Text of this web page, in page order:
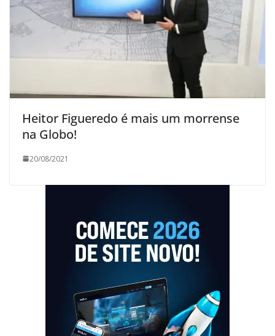
Heitor Figueredo é mais um morrense
na Globo!
20/08/2021